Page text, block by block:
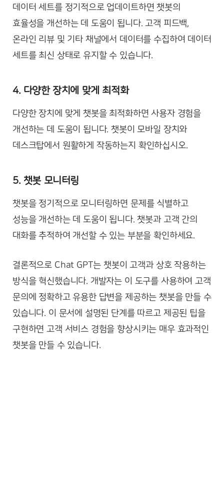
데이터 세트를 정기적으로 업데이트하면 챗봇의
효율성을 개선하는 데 도움이 됩니다. 고객 피드백,
온라인 리뷰 및 기타 채널에서 데이터를 수집하여 데이터
세트를 최신 상태로 유지할 수 있습니다.
4. 다양한 장치에 맞게 최적화
다양한 장치에 맞게 챗봇을 최적화하면 사용자 경험을
개선하는 데 도움이 됩니다. 챗봇이 모바일 장치와
데스크탑에서 원활하게 작동하는지 확인하십시오.
5. 챗봇 모니터링
챗봇을 정기적으로 모니터링하면 문제를 식별하고
성능을 개선하는 데 도움이 됩니다. 챗봇과 고객 간의
대화를 추적하여 개선할 수 있는 부분을 확인하세요.
결론적으로 Chat GPT는 챗봇이 고객과 상호 작용하는
방식을 혁신했습니다. 개발자는 이 도구를 사용하여 고객
문의에 정확하고 유용한 답변을 제공하는 챗봇을 만들 수
있습니다. 이 문서에 설명된 단계를 따르고 제공된 팁을
구현하면 고객 서비스 경험을 향상시키는 매우 효과적인
챗봇을 만들 수 있습니다.